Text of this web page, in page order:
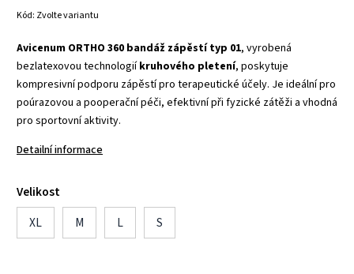
Kód: Zvolte variantu
Avicenum ORTHO 360 bandáž zápěstí typ 01, vyrobená
bezlatexovou technologiíkruhového pletení, poskytuje
kompresivní podporu zápěstí pro terapeutické účely. Je ideální pro
poúrazovou a pooperační péči, efektivní při fyzické zátěži a vhodná
pro sportovní aktivity.
Detailní informace
Velikost
XL
M L S